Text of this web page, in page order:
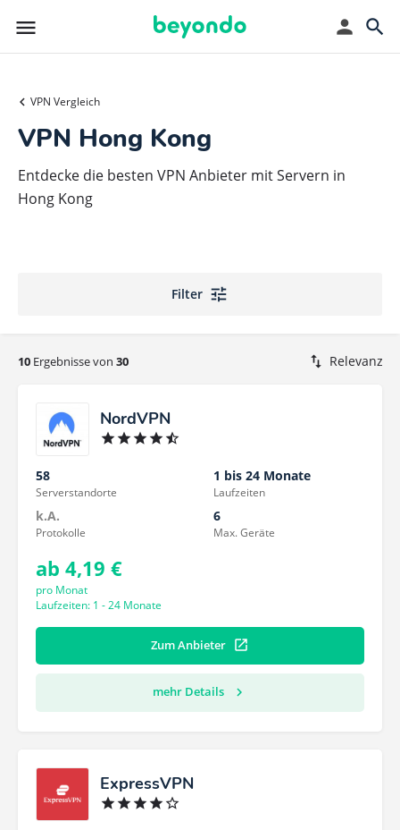
VPN Vergleich
VPN Hong Kong
Entdecke die besten VPN Anbieter mit Servern in
Hong Kong
Filter
10 Ergebnisse von 30 Relevanz
NordVPN
58
Serverstandorte
1 bis 24 Monate
Laufzeiten
k.A.
Protokolle
6
Max. Geräte
ab 4,19 €
pro Monat
Laufzeiten: 1 - 24 Monate
Zum Anbieter
mehr Details
ExpressVPN